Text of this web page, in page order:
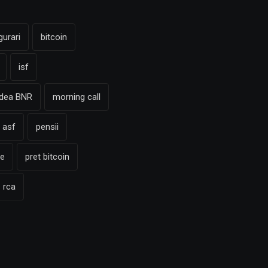
bitcoin
isf
BNR morning call
asf pensii
pret bitcoin
rca